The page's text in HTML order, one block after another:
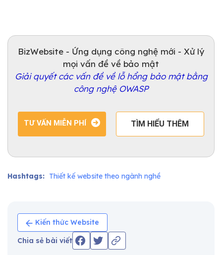
BizWebsite - Ứng dụng công nghệ mới - Xử lý
mọi vấn đề về bảo mật
Giải quyết các vấn đề về lỗ hổng bảo mật bằng
công nghệ OWASP
TƯ VẤN MIỄN PHÍ TÌM HIỂU THÊM
Hashtags: Thiết kế website theo ngành nghề
Kiến thức Website
Chia sẻ bài viết